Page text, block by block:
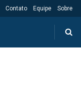
Contato Equipe Sobre